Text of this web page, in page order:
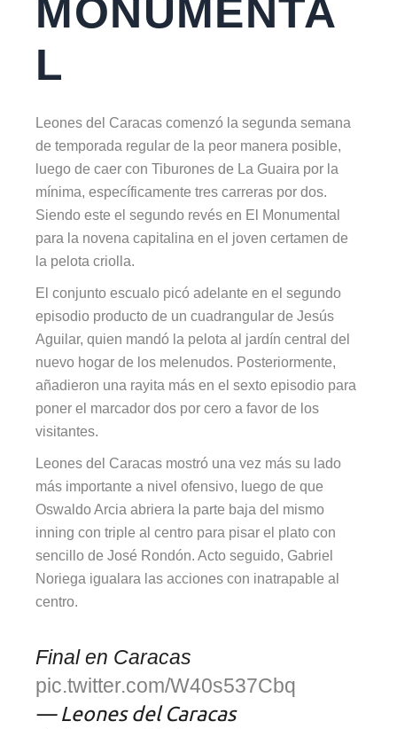
MONUMENTA
L
Leones del Caracas comenzó la segunda semana
de temporada regular de la peor manera posible,
luego de caer con Tiburones de La Guaira por la
mínima, específicamente tres carreras por dos.
Siendo este el segundo revés en El Monumental
para la novena capitalina en el joven certamen de
la pelota criolla.
El conjunto escualo picó adelante en el segundo
episodio producto de un cuadrangular de Jesús
Aguilar, quien mandó la pelota al jardín central del
nuevo hogar de los melenudos. Posteriormente,
añadieron una rayita más en el sexto episodio para
poner el marcador dos por cero a favor de los
visitantes.
Leones del Caracas mostró una vez más su lado
más importante a nivel ofensivo, luego de que
Oswaldo Arcia abriera la parte baja del mismo
inning con triple al centro para pisar el plato con
sencillo de José Rondón. Acto seguido, Gabriel
Noriega igualara las acciones con inatrapable al
centro.
Final en Caracas
pic.twitter.com/W40s537Cbq
— Leones del Caracas